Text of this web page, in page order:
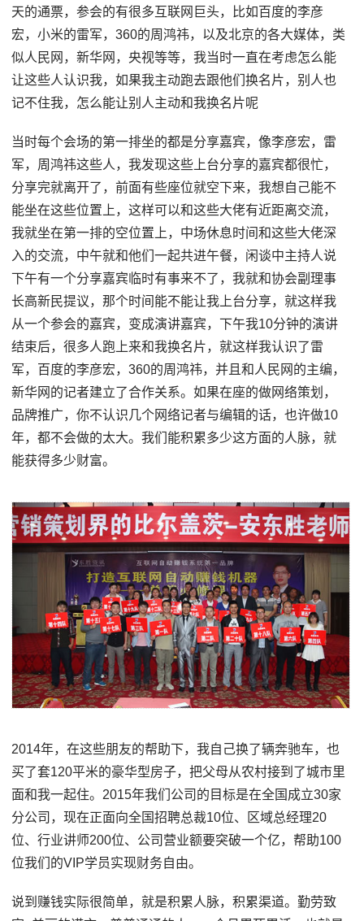
天的通票，参会的有很多互联网巨头，比如百度的李彦
宏，小米的雷军，360的周鸿祎，以及北京的各大媒体，类
似人民网，新华网，央视等等，我当时一直在考虑怎么能
让这些人认识我，如果我主动跑去跟他们换名片，别人也
记不住我，怎么能让别人主动和我换名片呢
当时每个会场的第一排坐的都是分享嘉宾，像李彦宏，雷
军，周鸿祎这些人，我发现这些上台分享的嘉宾都很忙，
分享完就离开了，前面有些座位就空下来，我想自己能不
能坐在这些位置上，这样可以和这些大佬有近距离交流，
我就坐在第一排的空位置上，中场休息时间和这些大佬深
入的交流，中午就和他们一起共进午餐，闲谈中主持人说
下午有一个分享嘉宾临时有事来不了，我就和协会副理事
长高新民提议，那个时间能不能让我上台分享，就这样我
从一个参会的嘉宾，变成演讲嘉宾，下午我10分钟的演讲
结束后，很多人跑上来和我换名片，就这样我认识了雷
军，百度的李彦宏，360的周鸿祎，并且和人民网的主编，
新华网的记者建立了合作关系。如果在座的做网络策划，
品牌推广，你不认识几个网络记者与编辑的话，也许做10
年，都不会做的太大。我们能积累多少这方面的人脉，就
能获得多少财富。
2014年，在这些朋友的帮助下，我自己换了辆奔驰车，也
买了套120平米的豪华型房子，把父母从农村接到了城市里
面和我一起住。2015年我们公司的目标是在全国成立30家
分公司，现在正面向全国招聘总裁10位、区域总经理20
位、行业讲师200位、公司营业额要突破一个亿，帮助100
位我们的VIP学员实现财务自由。
说到赚钱实际很简单，就是积累人脉，积累渠道。勤劳致